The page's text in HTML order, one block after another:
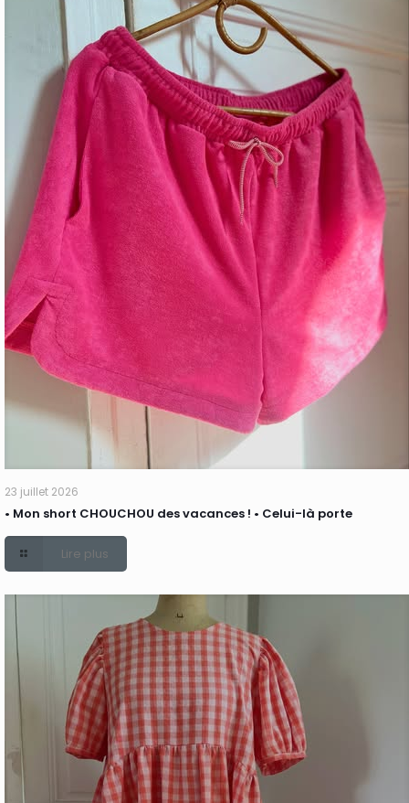
23 juillet 2026
• Mon short CHOUCHOU des vacances ! • Celui-là porte
Lire plus